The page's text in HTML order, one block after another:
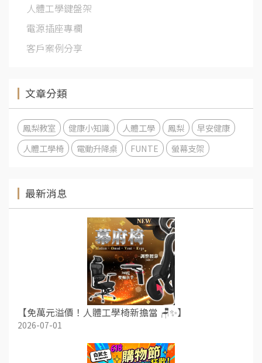
人體工學鍵盤架
電源插座專欄
客戶案例分享
文章分類
鳳梨教室 健康小知識 人體工學 鳳梨
早安健康
人體工學椅
電動升降桌 FUNTE 螢幕支架
最新消息
【免萬元溢價！人體工學椅新擔當 🪑✨】
2026-07-01